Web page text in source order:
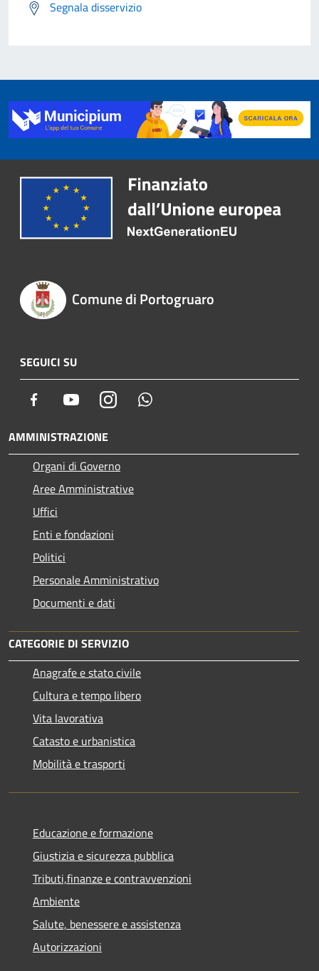
Segnala disservizio
Comune di Portogruaro
SEGUICI SU
Facebook YoutubeInstagram
AMMINISTRAZIONE
Organi di Governo
Aree Amministrative
Uffici
Enti e fondazioni
Politici
Personale Amministrativo
Documenti e dati
CATEGORIE DI SERVIZIO
Anagrafe e stato civile
Cultura e tempo libero
Vita lavorativa
Catasto e urbanistica
Mobilità e trasporti
Educazione e formazione
Giustizia e sicurezza pubblica
Tributi,finanze e contravvenzioni
Ambiente
Salute, benessere e assistenza
Autorizzazioni